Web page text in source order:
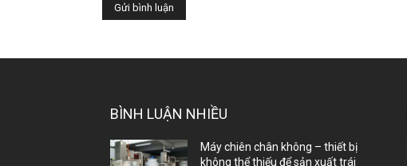
này?
BÌNH LUẬN NHIỀU
Máy chiên chân không – thiết bị
không thể thiếu để sản xuất trái